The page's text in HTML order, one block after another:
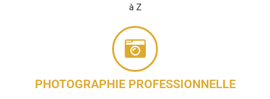
à Z
PHOTOGRAPHIE PROFESSIONNELLE